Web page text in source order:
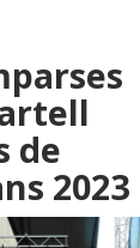
de
2023